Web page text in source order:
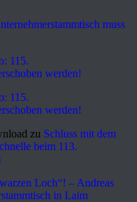
muss
115.
werden!
115.
werden!
zu Schluss mit dem
beim 113.
Loch“! – Andreas
in Laim